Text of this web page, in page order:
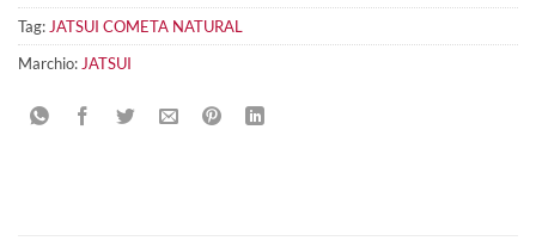
Tag: JATSUI COMETA NATURAL
Marchio: JATSUI